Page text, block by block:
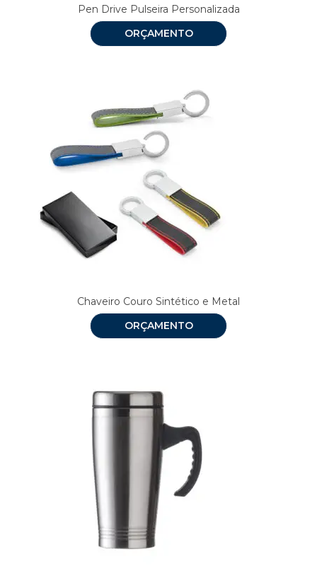
Pen Drive Pulseira Personalizada
ORÇAMENTO
Chaveiro Couro Sintético e Metal
ORÇAMENTO